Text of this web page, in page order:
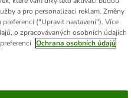
a pro personalizaci reklam. Změny
("Upravit nastavení"). Více
o zpracovávaných osobních údajích
Ochrana osobních údajů